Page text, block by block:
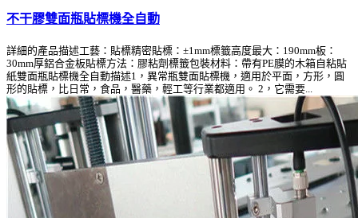
不干膠雙面瓶貼標機全自動
詳細的產品描述工藝：貼標精密貼標：±1mm標籤高度最大：190mm板：
30mm厚鋁合金板貼標方法：膠粘劑標籤包裝材料：帶有PE膜的木箱自粘貼
紙雙面瓶貼標機全自動描述1，異常瓶雙面貼標機，適用於平面，方形，圓
形的貼標，比日常，食品，醫藥，輕工等行業都適用。 2，它需要...